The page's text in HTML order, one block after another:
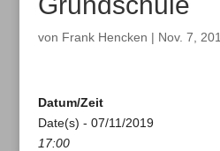
von Frank Hencken | Nov. 7,
Datum/Zeit
Date(s) - 07/11/2019
17:00